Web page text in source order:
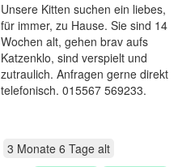
Unsere Kitten suchen ein liebes,
für immer, zu Hause. Sie sind 14
Wochen alt, gehen brav aufs
Katzenklo, sind verspielt und
zutraulich. Anfragen gerne direkt
telefonisch. 015567 569233.
3 Monate 6 Tage alt